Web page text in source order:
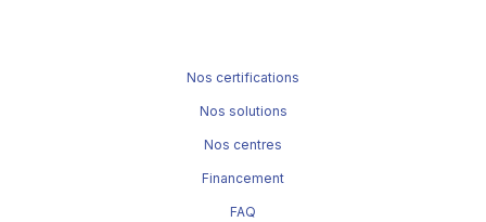
Nos certifications
Nos solutions
Nos centres
Financement
FAQ